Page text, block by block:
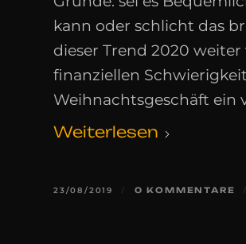
kann oder schlicht das
dieser Trend 2020
finanziellen
Weihnachtsgeschäft ein
Weiterlesen
23/08/2019 / 0 KOMMENTARE /